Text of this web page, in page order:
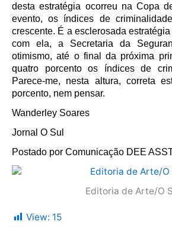
desta estratégia ocorreu na Copa
evento, os índices de
crescente. É a esclerosada
com ela, a Secretaria da
otimismo, até o final da próxima
quatro porcento os índices de
Parece-me, nesta altura, correta
porcento, nem pensar.
Wanderley Soares
Jornal O Sul
Postado por Comunicação DEE
Editoria de Arte/O
View: 15